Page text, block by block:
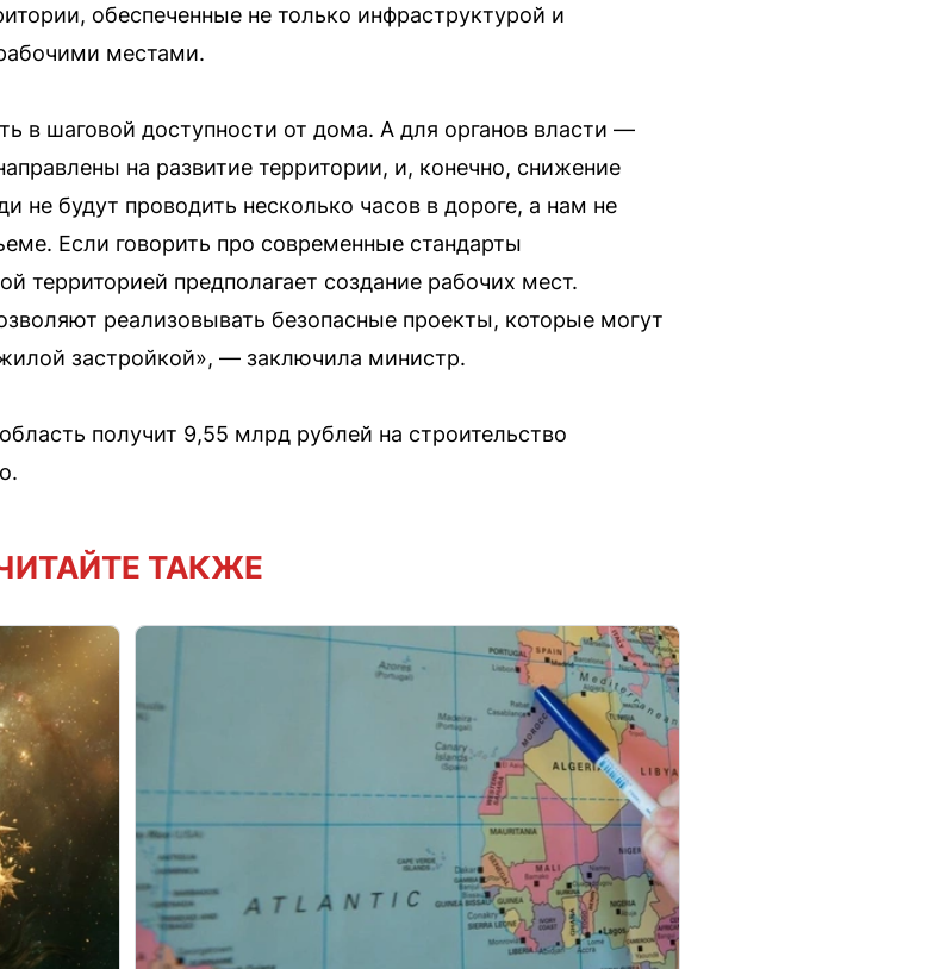
обеспеченные не только инфраструктурой и
местами.
в шаговой доступности от дома. А для органов власти —
на развитие территории, и, конечно, снижение
не будут проводить несколько часов в дороге, а нам не
Если говорить про современные стандарты
территорией предполагает создание рабочих мест.
реализовывать безопасные проекты, которые могут
застройкой», — заключила министр.
получит 9,55 млрд рублей на строительство
ТАКЖЕ